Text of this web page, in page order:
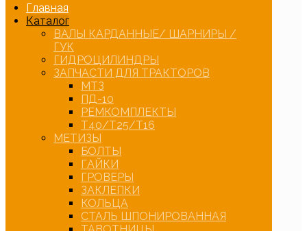
Главная
Каталог
ВАЛЫ КАРДАННЫЕ/ ШАРНИРЫ /
ГУК
ГИДРОЦИЛИНДРЫ
ЗАПЧАСТИ ДЛЯ ТРАКТОРОВ
МТЗ
ПД-10
РЕМКОМПЛЕКТЫ
Т40/Т25/Т16
МЕТИЗЫ
БОЛТЫ
ГАЙКИ
ГРОВЕРЫ
ЗАКЛЕПКИ
КОЛЬЦА
СТАЛЬ ШПОНИРОВАННАЯ